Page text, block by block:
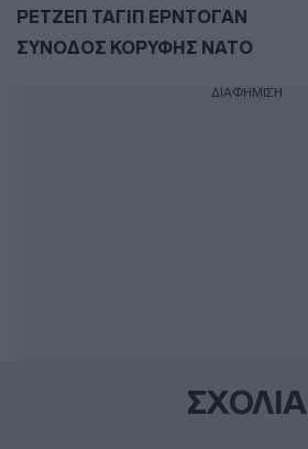
ΡΕΤΖΕΠ ΤΑΓΙΠ ΕΡΝΤΟΓΑΝ
ΣΥΝΟΔΟΣ ΚΟΡΥΦΗΣ ΝΑΤΟ
ΔΙΑΦΗΜΙΣΗ
ΣΧΟΛΙΑ